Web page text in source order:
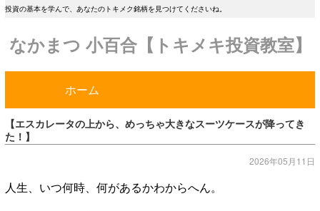
投資の基本を学んで、あなたのトキメク銘柄を見つけてくださいね。
なかまつ 小百合【トキメキ投資教室】
ホーム
【エスカレータの上から、めっちゃ大きなスーツケースが降ってき
た！】
2026年05月11日
人生、いつ何時、何があるかわからへん。